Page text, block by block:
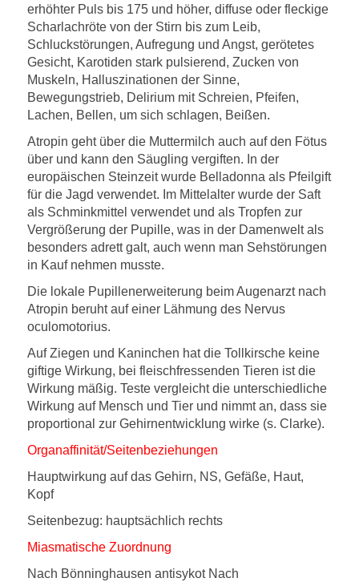
erhöhter Puls bis 175 und höher, diffuse oder fleckige
Scharlachröte von der Stirn bis zum Leib,
Schluckstörungen, Aufregung und Angst, gerötetes
Gesicht, Karotiden stark pulsierend, Zucken von
Muskeln, Halluszinationen der Sinne,
Bewegungstrieb, Delirium mit Schreien, Pfeifen,
Lachen, Bellen, um sich schlagen, Beißen.
Atropin geht über die Muttermilch auch auf den Fötus
über und kann den Säugling vergiften. In der
europäischen Steinzeit wurde Belladonna als Pfeilgift
für die Jagd verwendet. Im Mittelalter wurde der Saft
als Schminkmittel verwendet und als Tropfen zur
Vergrößerung der Pupille, was in der Damenwelt als
besonders adrett galt, auch wenn man Sehstörungen
in Kauf nehmen musste.
Die lokale Pupillenerweiterung beim Augenarzt nach
Atropin beruht auf einer Lähmung des Nervus
oculomotorius.
Auf Ziegen und Kaninchen hat die Tollkirsche keine
giftige Wirkung, bei fleischfressenden Tieren ist die
Wirkung mäßig. Teste vergleicht die unterschiedliche
Wirkung auf Mensch und Tier und nimmt an, dass sie
proportional zur Gehirnentwicklung wirke (s. Clarke).
Organaffinität/Seitenbeziehungen
Hauptwirkung auf das Gehirn, NS, Gefäße, Haut,
Kopf
Seitenbezug: hauptsächlich rechts
Miasmatische Zuordnung
Nach Bönninghausen antisykot Nach